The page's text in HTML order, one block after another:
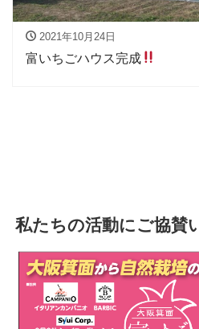
2021年10月24日
富いちごハウス完成
私たちの活動にご協賛